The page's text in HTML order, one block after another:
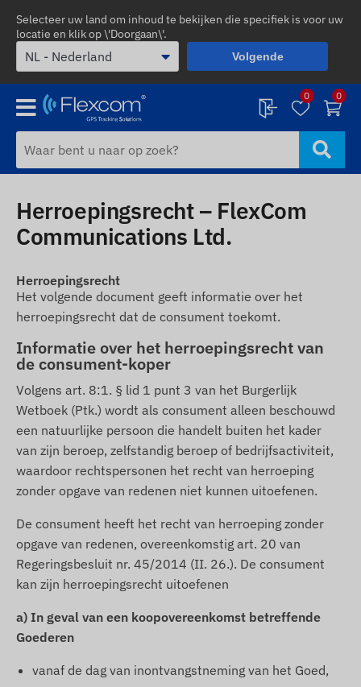
Selecteer uw land om inhoud te bekijken die specifiek is voor uw
locatie en klik op \'Doorgaan\'.
Volgende
0 0
Herroepingsrecht – FlexCom
Communications Ltd.
Herroepingsrecht
Het volgende document geeft informatie over het
herroepingsrecht dat de consument toekomt.
Informatie over het herroepingsrecht van
de consument-koper
Volgens art. 8:1. § lid 1 punt 3 van het Burgerlijk
Wetboek (Ptk.) wordt als consument alleen beschouwd
een natuurlijke persoon die handelt buiten het kader
van zijn beroep, zelfstandig beroep of bedrijfsactiviteit,
waardoor rechtspersonen het recht van herroeping
zonder opgave van redenen niet kunnen uitoefenen.
De consument heeft het recht van herroeping zonder
opgave van redenen, overeenkomstig art. 20 van
Regeringsbesluit nr. 45/2014 (II. 26.). De consument
kan zijn herroepingsrecht uitoefenen
a) In geval van een koopovereenkomst betreffende
Goederen
vanaf de dag van inontvangstneming van het Goed,